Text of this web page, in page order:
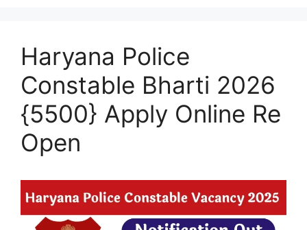
Haryana Police
Constable Bharti 2026
{5500} Apply Online Re
Open